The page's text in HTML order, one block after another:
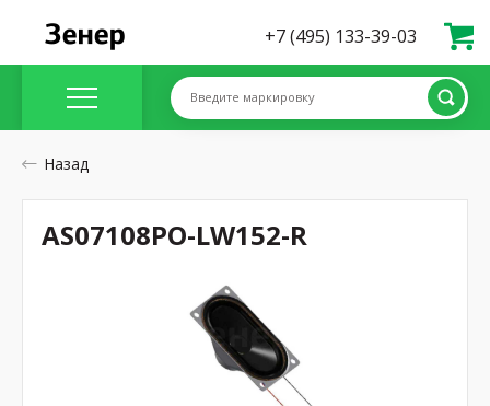
+7 (495) 133-39-03
Введите маркировку
Назад
AS07108PO-LW152-R